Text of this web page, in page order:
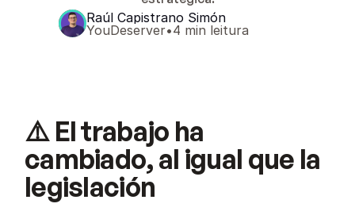
Raúl Capistrano Simón
YouDeserver•4 min leitura
⚠️ El trabajo ha
cambiado, al igual que la
legislación